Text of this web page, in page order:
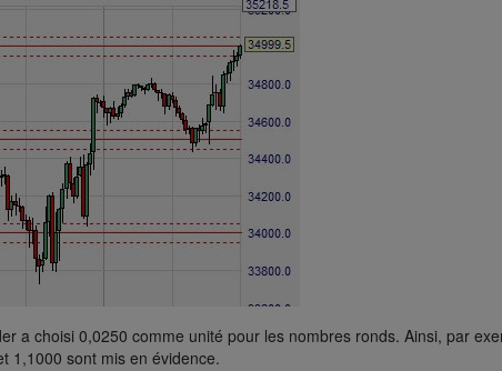
a choisi 0,0250 comme unité pour les nombres ronds. Ainsi, par
1,1000 sont mis en évidence.